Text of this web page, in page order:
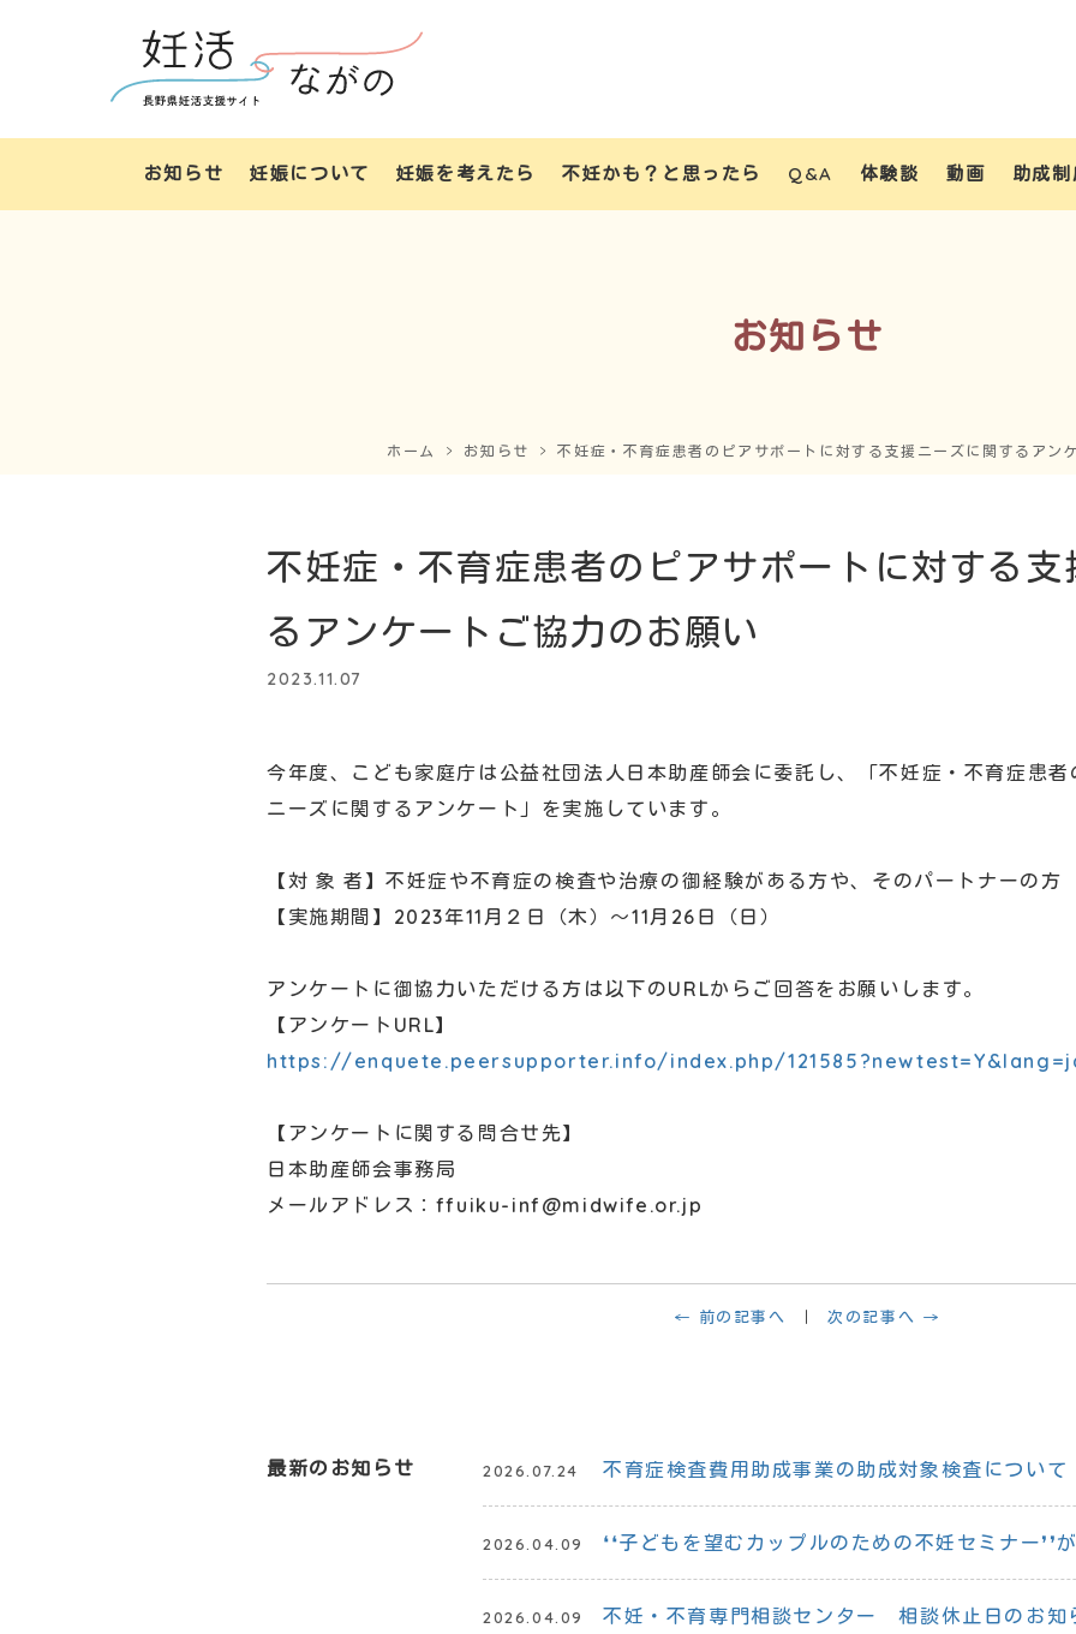
お知らせ 妊娠について 妊娠を考えたら 不妊かも？と思ったら Q&A 体験談 動画 助成制
お知らせ
ホーム お知らせ 不妊症・不育症患者のピアサポートに対する支援ニーズに関するアン
不妊症・不育症患者のピアサポートに対する支
るアンケートご協力のお願い
2023.11.07
今年度、こども家庭庁は公益社団法人日本助産師会に委託し、「不妊症・不育症患
ニーズに関するアンケート」を実施しています。
【対 象 者】不妊症や不育症の検査や治療の御経験がある方や、そのパートナーの方
【実施期間】2023年11月２日（木）～11月26日（日）
アンケートに御協力いただける方は以下のURLからご回答をお願いします。
【アンケートURL】
https://enquete.peersupporter.info/index.php/
【アンケートに関する問合せ先】
日本助産師会事務局
メールアドレス：ffuiku-inf@midwife.or.jp
← 前の記事へ 次の記事へ →
最新のお知らせ 2026.07.24 不育症検査費用助成事業の助成対象検査について
2026.04.09 ❛❛子どもを望むカップルのための不妊セミナー❜❜
2026.04.09 不妊・不育専門相談センター 相談休止日のお知